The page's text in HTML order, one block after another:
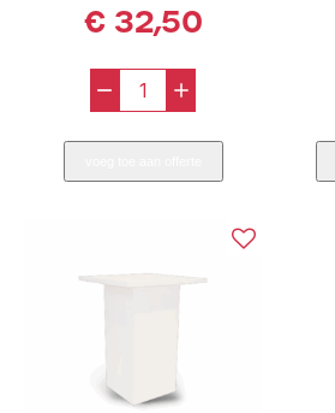
€32,50
-
Dutch®
Kolom
Bartable
aantal
+